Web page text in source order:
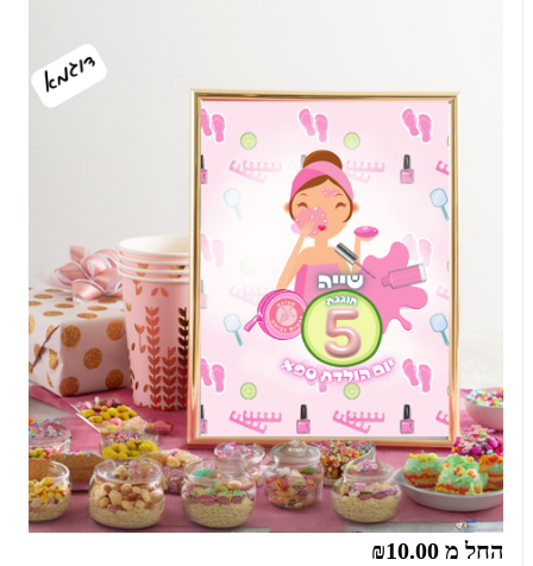
החל מ ₪10.00